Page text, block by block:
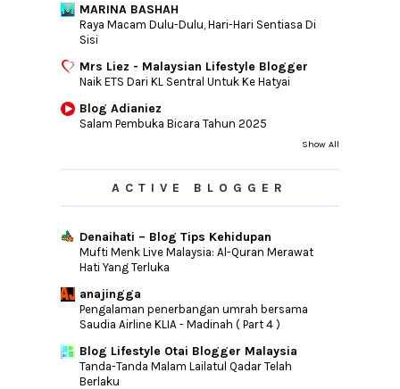
MARINA BASHAH
Raya Macam Dulu-Dulu, Hari-Hari Sentiasa Di
Sisi
Mrs Liez - Malaysian Lifestyle Blogger
Naik ETS Dari KL Sentral Untuk Ke Hatyai
Blog Adianiez
Salam Pembuka Bicara Tahun 2025
Show All
ACTIVE BLOGGER
Denaihati – Blog Tips Kehidupan
Mufti Menk Live Malaysia: Al-Quran Merawat
Hati Yang Terluka
anajingga
Pengalaman penerbangan umrah bersama
Saudia Airline KLIA - Madinah ( Part 4 )
Blog Lifestyle Otai Blogger Malaysia
Tanda-Tanda Malam Lailatul Qadar Telah
Berlaku